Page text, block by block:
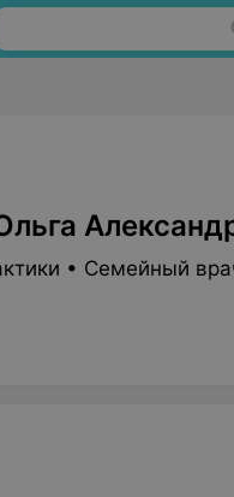
• Семейный